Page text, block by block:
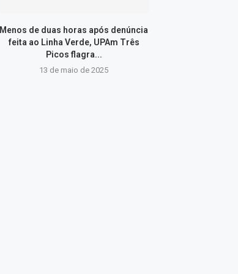
Menos de duas horas após denúncia
feita ao Linha Verde, UPAm Três
Picos flagra...
13 de maio de 2025